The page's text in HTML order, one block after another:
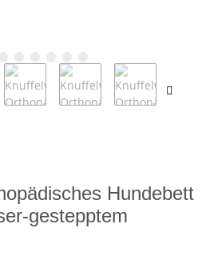
Hundebett
gestepptem